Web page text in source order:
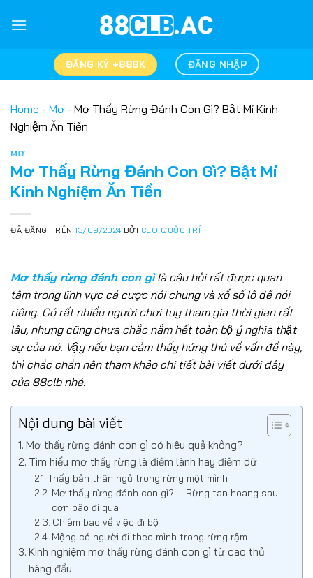
đến
ĐĂNG KÝ +888K ĐĂNG NHẬP
Home - Mơ- Mơ Thấy Rừng Đánh Con Gì? Bật Mí Kinh
Nghiệm Ăn Tiền
MƠ
Mơ Thấy Rừng Đánh Con Gì? Bật Mí
Kinh Nghiệm Ăn Tiền
ĐÃ ĐĂNG TRÊN13/09/2024 BỞI CEO QUỐC TRÍ
Mơ thấy rừng đánh con gìlà câu hỏi rất được quan
tâm trong lĩnh vực cá cược nói chung và xổ số lô đề nói
riêng. Có rất nhiều người chơi tuy tham gia thời gian rất
lâu, nhưng cũng chưa chắc nắm hết toàn bộ ý nghĩa thật
sự của nó. Vậy nếu bạn cảm thấy hứng thú về vấn đề này,
thì chắc chắn nên tham khảo chi tiết bài viết dưới đây
của 88clb nhé.
Nội dung bài viết
Mơ thấy rừng đánh con gì có hiệu quả không?
Tìm hiểu mơ thấy rừng là điềm lành hay điềm dữ
Thấy bản thân ngủ trong rừng một mình
Mơ thấy rừng đánh con gì? – Rừng tan hoang sau
cơn bão đi qua
Chiêm bao về việc đi bộ
Mộng có người đi theo mình trong rừng rậm
Kinh nghiệm mơ thấy rừng đánh con gì từ cao thủ
hàng đầu